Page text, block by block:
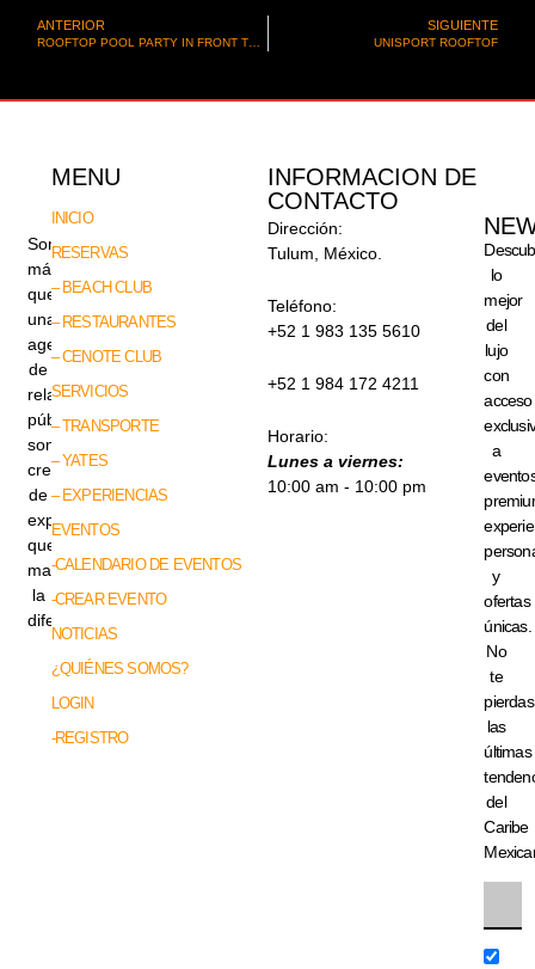
ANTERIOR SIGUIENTE
UNISPORT ROOFTOF
Somos
más
que
una
agencia
de
relaciones
públicas,
somos
creadores
de
experiencias
que
marcan
la
diferencia.
MENU
INICIO
RESERVAS
– BEACH CLUB
– RESTAURANTES
– CENOTE CLUB
SERVICIOS
– TRANSPORTE
– YATES
– EXPERIENCIAS
EVENTOS
-CALENDARIO DE EVENTOS
-CREAR EVENTO
NOTICIAS
¿QUIÉNES SOMOS?
LOGIN
-REGISTRO
INFORMACION DE
CONTACTO
Dirección:
Tulum, México.
Teléfono:
+52 1 983 135 5610
+52 1 984 172 4211
Horario:
Lunes a viernes:
10:00 am - 10:00 pm
lo
mejor
del
lujo
con
acceso
a
y
ofertas
únicas.
No
te
pierdas
las
últimas
del
Caribe